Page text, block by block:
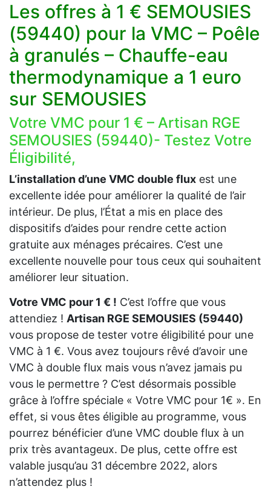
Les offres à 1 € SEMOUSIES
(59440) pour la VMC – Poêle
à granulés – Chauffe-eau
thermodynamique a 1 euro
sur SEMOUSIES
Votre VMC pour 1 € – Artisan RGE
SEMOUSIES (59440)- Testez Votre
Éligibilité,
L’installation d’une VMC double flux est une
excellente idée pour améliorer la qualité de l’air
intérieur. De plus, l’État a mis en place des
dispositifs d’aides pour rendre cette action
gratuite aux ménages précaires. C’est une
excellente nouvelle pour tous ceux qui souhaitent
améliorer leur situation.
Votre VMC pour 1 € ! C’est l’offre que vous
attendiez ! Artisan RGE SEMOUSIES (59440)
vous propose de tester votre éligibilité pour une
VMC à 1 €. Vous avez toujours rêvé d’avoir une
VMC à double flux mais vous n’avez jamais pu
vous le permettre ? C’est désormais possible
grâce à l’offre spéciale « Votre VMC pour 1€ ». En
effet, si vous êtes éligible au programme, vous
pourrez bénéficier d’une VMC double flux à un
prix très avantageux. De plus, cette offre est
valable jusqu’au 31 décembre 2022, alors
n’attendez plus !